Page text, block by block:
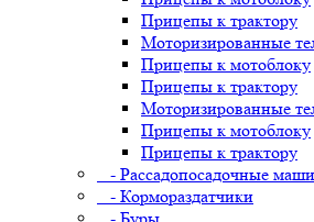
Прицепы к трактору
Моторизированные
Прицепы к мотоблоку
Прицепы к трактору
Моторизированные
Прицепы к мотоблоку
Прицепы к трактору
- Рассадопосадочные
- Кормораздатчики